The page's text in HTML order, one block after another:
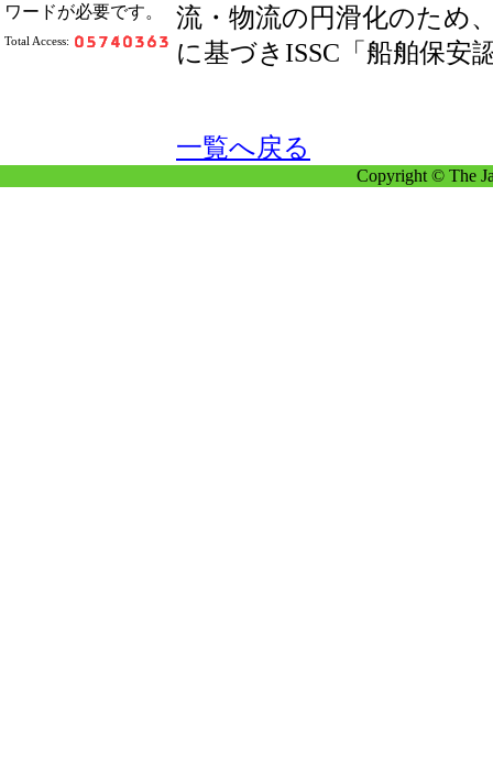
ワードが必要です。
Total Access:
流・物流の円滑化のため
に基づきISSC「船舶保安
一覧へ戻る
Copyright © The